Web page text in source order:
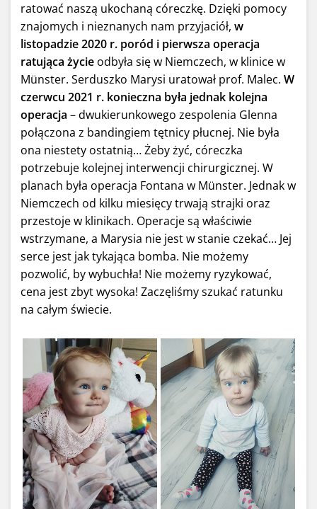
ratować naszą ukochaną córeczkę. Dzięki pomocy
znajomych i nieznanych nam przyjaciół, w
listopadzie 2020 r. poród i pierwsza operacja
ratująca życie odbyła się w Niemczech, w klinice w
Münster. Serduszko Marysi uratował prof. Malec. W
czerwcu 2021 r. konieczna była jednak kolejna
operacja – dwukierunkowego zespolenia Glenna
połączona z bandingiem tętnicy płucnej. Nie była
ona niestety ostatnią… Żeby żyć, córeczka
potrzebuje kolejnej interwencji chirurgicznej. W
planach była operacja Fontana w Münster. Jednak w
Niemczech od kilku miesięcy trwają strajki oraz
przestoje w klinikach. Operacje są właściwie
wstrzymane, a Marysia nie jest w stanie czekać… Jej
serce jest jak tykająca bomba. Nie możemy
pozwolić, by wybuchła! Nie możemy ryzykować,
cena jest zbyt wysoka! Zaczęliśmy szukać ratunku
na całym świecie.